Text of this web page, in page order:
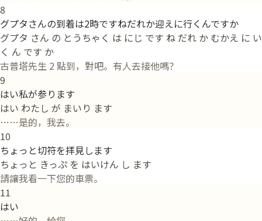
8
グプタさんの到着は2時ですねだれか迎えに行くんですか
グプタ さん の とうちゃく は にじ です ね だれ か むかえ に い
く ん です か
古普塔先生 2 點到，對吧。有人去接他嗎？
9
はい私が参ります
はい わたし が まいり ます
……是的，我去。
10
ちょっと切符を拝見します
ちょっと きっぷ を はいけん し ます
請讓我看一下您的車票。
11
はい